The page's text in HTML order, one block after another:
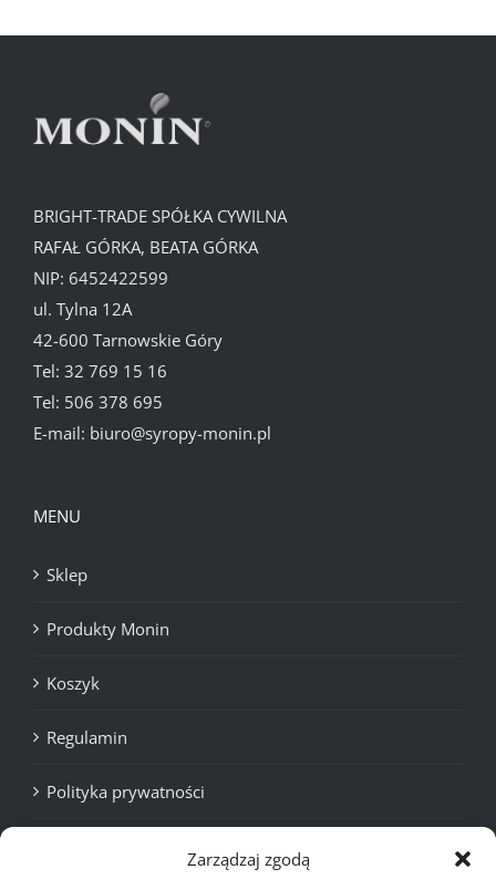
Zarządzaj zgodą
BRIGHT-TRADE SPÓŁKA CYWILNA
RAFAŁ GÓRKA, BEATA GÓRKA
NIP: 6452422599
ul. Tylna 12A
42-600 Tarnowskie Góry
Tel: 32 769 15 16
Tel: 506 378 695
E-mail: biuro@syropy-monin.pl
MENU
Sklep
Produkty Monin
Koszyk
Regulamin
Polityka prywatności